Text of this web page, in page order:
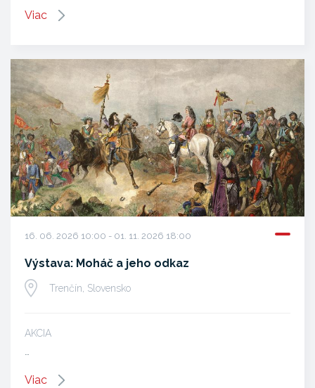
Viac
16. 06. 2026 10:00 - 01. 11. 2026 18:00
Výstava: Moháč a jeho odkaz
Trenčín, Slovensko
AKCIA
…
Viac